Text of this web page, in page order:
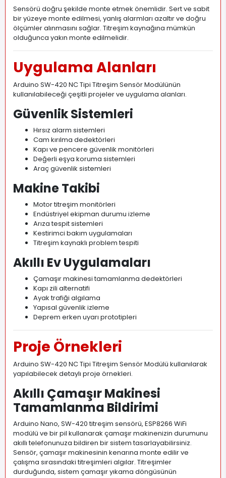
Sensörü doğru şekilde monte etmek önemlidir. Sert ve sabit
bir yüzeye monte edilmesi, yanlış alarmları azaltır ve doğru
ölçümler alınmasını sağlar. Titreşim kaynağına mümkün
olduğunca yakın monte edilmelidir.
Uygulama Alanları
Arduino SW-420 NC Tipi Titreşim Sensör Modülünün
kullanılabileceği çeşitli projeler ve uygulama alanları.
Güvenlik Sistemleri
Hırsız alarm sistemleri
Cam kırılma dedektörleri
Kapı ve pencere güvenlik monitörleri
Değerli eşya koruma sistemleri
Araç güvenlik sistemleri
Makine Takibi
Motor titreşim monitörleri
Endüstriyel ekipman durumu izleme
Arıza tespit sistemleri
Kestirimci bakım uygulamaları
Titreşim kaynaklı problem tespiti
Akıllı Ev Uygulamaları
Çamaşır makinesi tamamlanma dedektörleri
Kapı zili alternatifi
Ayak trafiği algılama
Yapısal güvenlik izleme
Deprem erken uyarı prototipleri
Proje Örnekleri
Arduino SW-420 NC Tipi Titreşim Sensör Modülü kullanılarak
yapılabilecek detaylı proje örnekleri.
Akıllı Çamaşır Makinesi
Tamamlanma Bildirimi
Arduino Nano, SW-420 titreşim sensörü, ESP8266 WiFi
modülü ve bir pil kullanarak çamaşır makinenizin durumunu
akıllı telefonunuza bildiren bir sistem tasarlayabilirsiniz.
Sensör, çamaşır makinesinin kenarına monte edilir ve
çalışma sırasındaki titreşimleri algılar. Titreşimler
durduğunda, sistem çamaşır yıkama döngüsünün